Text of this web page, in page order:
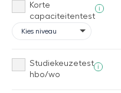
Korte
capaciteitentest
i
Studiekeuzetest
hbo/wo
i